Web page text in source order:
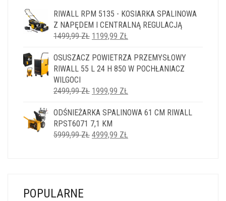
RIWALL RPM 5135 - KOSIARKA SPALINOWA
Z NAPĘDEM I CENTRALNĄ REGULACJĄ
1499,99ZŁ PIERWOTNA
WYNOSIŁA:
1499,99 ZŁ.
1199,99 ZŁ
WYNOSI:
1199,99 ZŁ.
OSUSZACZ POWIETRZA PRZEMYSŁOWY
RIWALL 55 L 24 H 850 W POCHŁANIACZ
WILGOCI
2499,99ZŁ PIERWOTNA
WYNOSIŁA:
2499,99 ZŁ.
1999,99 ZŁ
WYNOSI:
ODŚNIEŻARKA SPALINOWA 61 CM RIWALL
RPST6071 7,1 KM
5999,99ZŁ PIERWOTNA
4999,99 ZŁ
POPULARNE